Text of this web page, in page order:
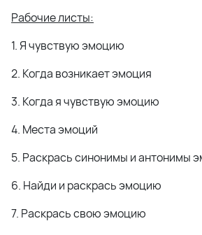
Рабочие листы:
1. Я чувствую эмоцию
2. Когда возникает эмоция
3. Когда я чувствую эмоцию
4. Места эмоций
5. Раскрась синонимы и антонимы
6. Найди и раскрась эмоцию
7. Раскрась свою эмоцию